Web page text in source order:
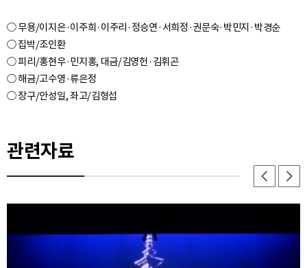
○ 무용/이지은·이주희·이주리·정승연·서희정·권문숙·박민지·박경순
○ 집박/조인환
○ 피리/홍현우·민지홍, 대금/김영헌·김휘곤
○ 해금/고수영·류은정
관련자료